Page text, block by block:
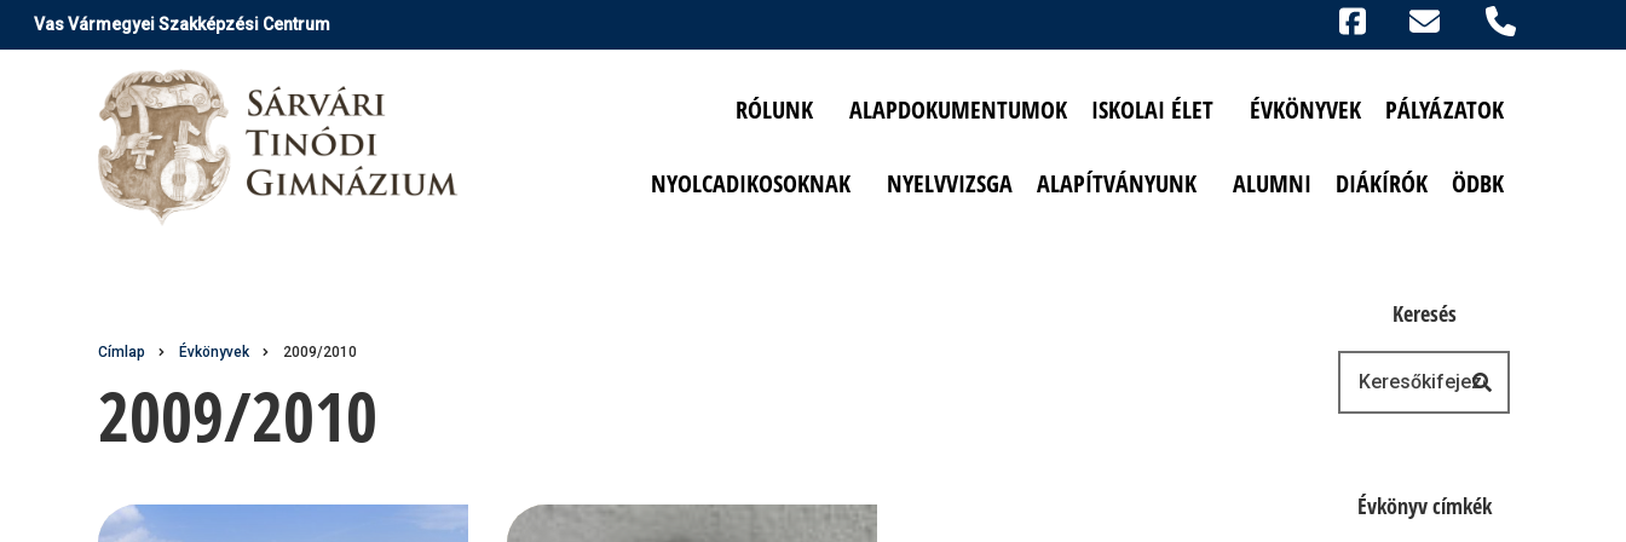
UgrásVas Vármegyei Szakképzési Centrum
RÓLUNK ALAPDOKUMENTUMOK ISKOLAI ÉLET ÉVKÖNYVEK PÁLYÁZATOK
NYOLCADIKOSOKNAK NYELVVIZSGA ALAPÍTVÁNYUNK ALUMNI DIÁKÍRÓK ÖDBK
Morzsa
Címlap Évkönyvek 2009/2010
2009/2010
Keresés
Évkönyv címkék